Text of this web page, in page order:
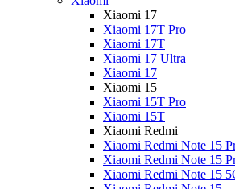
Xiaomi 17
Xiaomi 17T Pro
Xiaomi 17T
Xiaomi 17 Ultra
Xiaomi 17
Xiaomi 15
Xiaomi 15T Pro
Xiaomi 15T
Xiaomi Redmi
Xiaomi Redmi Note 15
Xiaomi Redmi Note 15
Xiaomi Redmi Note 15